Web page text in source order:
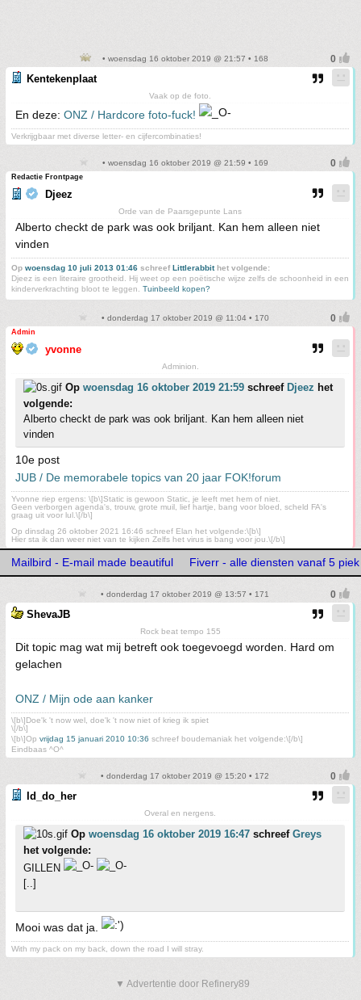
• woensdag 16 oktober 2019 @ 21:57 • 168
Kentekenplaat
Vaak op de foto.
En deze: ONZ / Hardcore foto-fuck!
Verkrijgbaar met diverse letter- en cijfercombinaties!
• woensdag 16 oktober 2019 @ 21:59 • 169
Redactie Frontpage
Djeez
Orde van de Paarsgepunte Lans
Alberto checkt de park was ook briljant. Kan hem alleen niet
vinden
Op woensdag 10 juli 2013 01:46 schreefLittlerabbithet volgende:
Djeez is een literaire grootheid. Hij weet op een poëtische wijze zelfs de schoonheid in een
kinderverkrachting bloot te leggen. Tuinbeeld kopen?
• donderdag 17 oktober 2019 @ 11:04 • 170
Admin
yvonne
Adminion.
Op woensdag 16 oktober 2019 21:59 schreef Djeez het
volgende:
Alberto checkt de park was ook briljant. Kan hem alleen niet
vinden
10e post
JUB / De memorabele topics van 20 jaar FOK!forum
Yvonne riep ergens: \[b\]Static is gewoon Static, je leeft met hem of niet.
Geen verborgen agenda's, trouw, grote muil, lief hartje, bang voor bloed, scheld FA's
graag uit voor lul.\[/b\]
Op dinsdag 26 oktober 2021 16:46 schreef Elan het volgende:\[b\]
Hier sta ik dan weer niet van te kijken Zelfs het virus is bang voor jou.\[/b\]
Mailbird - E-mail made beautiful Fiverr - alle diensten vanaf 5 piek
• donderdag 17 oktober 2019 @ 13:57 • 171
ShevaJB
Rock beat tempo 155
Dit topic mag wat mij betreft ook toegevoegd worden. Hard om
gelachen
ONZ / Mijn ode aan kanker
\[b\]Doe'k 't now wel, doe'k 't now niet of krieg ik spiet
\[/b\]
\[b\]Op vrijdag 15 januari 2010 10:36 schreef boudemaniak het volgende:\[/b\]
Eindbaas ^O^
• donderdag 17 oktober 2019 @ 15:20 • 172
Id_do_her
Overal en nergens.
Op woensdag 16 oktober 2019 16:47 schreef Greys
het volgende:
GILLEN
[..]
Mooi was dat ja.
With my pack on my back, down the road I will stray.
▼ Advertentie door Refinery89